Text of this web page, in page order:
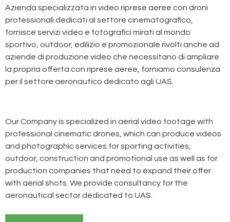
Azienda specializzata in video riprese aeree con droni
professionali dedicati al settore cinematografico,
fornisce servizi video e fotografici mirati al mondo
sportivo, outdoor, edilizio e promozionale rivolti anche ad
aziende di produzione video che necessitano di ampliare
la propria offerta con riprese aeree, forniamo consulenza
per il settore aeronautico dedicato agli UAS.
Our Company is specialized in aerial video footage with
professional cinematic drones, which can produce videos
and photographic services for sporting activities,
outdoor, construction and promotional use as well as for
production companies that need to expand their offer
with aerial shots. We provide consultancy for the
aeronautical sector dedicated to UAS.